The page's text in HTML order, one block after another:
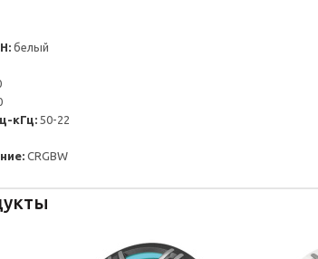
белый
кГц: 50-22
CRGBW